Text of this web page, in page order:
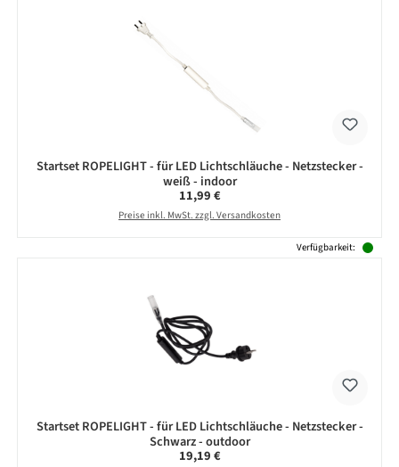
Startset ROPELIGHT - für LED Lichtschläuche - Netzstecker -
weiß - indoor
Regulärer Preis:
11,99 €
Preise inkl. MwSt. zzgl. Versandkosten
Verfügbarkeit:
Startset ROPELIGHT - für LED Lichtschläuche - Netzstecker -
Schwarz - outdoor
Regulärer Preis:
19,19 €